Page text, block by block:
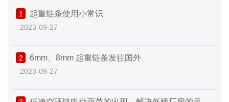
1 起重链条使用小常识
2023-09-27
2 6mm、8mm 起重链条发往国外
2023-09-27